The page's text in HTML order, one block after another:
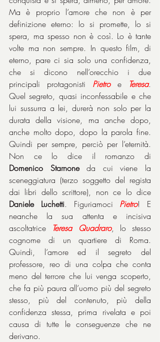
Ma è proprio l’amore che non è per
definizione eterno: lo si promette, lo si
spera, ma spesso non è così. Lo è tante
volte ma non sempre. In questo film, di
eterno, pare ci sia solo una confidenza,
che si dicono nell’orecchio i due
principali protagonisti Pietro e Teresa.
Quel segreto, quasi inconfessabile e che
lui sussurra a lei, durerà non solo per la
durata della visione, ma anche dopo,
anche molto dopo, dopo la parola fine.
Quindi per sempre, perciò per l’eternità.
Domenico
Starnone da cui viene la
sceneggiatura (terzo soggetto del regista
Daniele Luchetti. Figuriamoci Pietro! E
neanche la sua attenta e incisiva
ascoltatrice
Teresa Quadraro, lo stesso
cognome di un quartiere di Roma.
Quindi, l’amore ed il segreto del
professore, reo di una colpa che conta
meno del terrore che lui venga scoperto,
che fa più paura all’uomo più del segreto
stesso, più del contenuto, più della
confidenza stessa, prima rivelata e poi
causa di tutte le conseguenze che ne
derivano.